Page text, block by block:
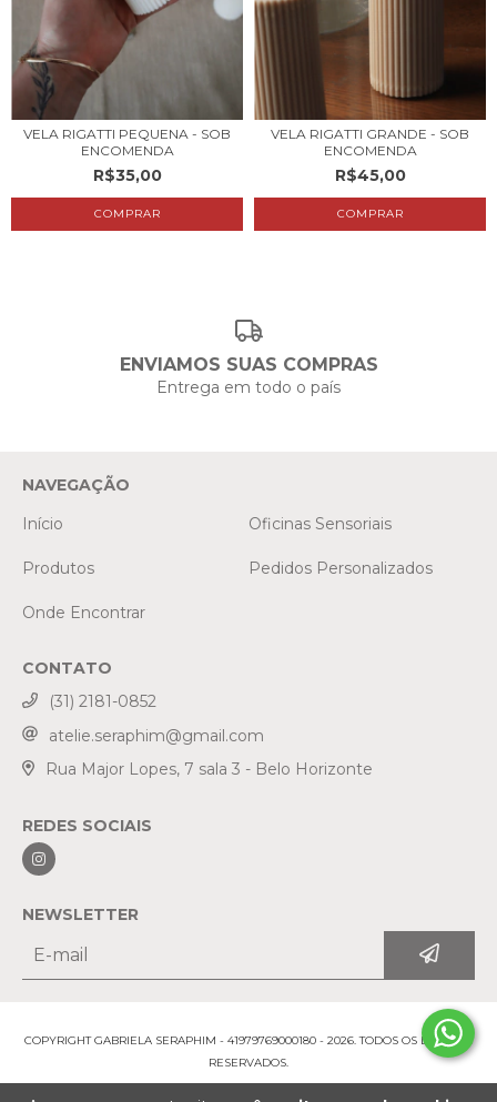
VELA RIGATTI PEQUENA - SOB
ENCOMENDA
R$35,00
VELA RIGATTI GRANDE - SOB
ENCOMENDA
R$45,00
ENVIAMOS SUAS COMPRAS
Entrega em todo o país
NAVEGAÇÃO
Início
Oficinas Sensoriais
Produtos Pedidos Personalizados
Onde Encontrar
CONTATO
(31) 2181-0852
atelie.seraphim@gmail.com
Rua Major Lopes, 7 sala 3 - Belo Horizonte
REDES SOCIAIS
NEWSLETTER
COPYRIGHT GABRIELA SERAPHIM - 41979769000180 - 2026. TODOS OS DIREITOS
RESERVADOS.